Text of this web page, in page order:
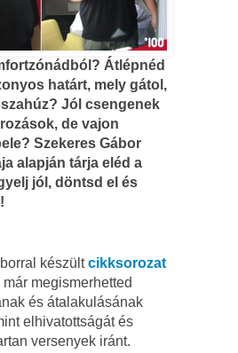
Átlépnéd
határt, mely gátol,
Jól csengenek
de vajon
Szekeres Gábor
alapján tárja eléd a
jól, döntsd el és
készültcikksorozat
már megismerhetted
és átalakulásának
elhivatottságát és
versenyek iránt.